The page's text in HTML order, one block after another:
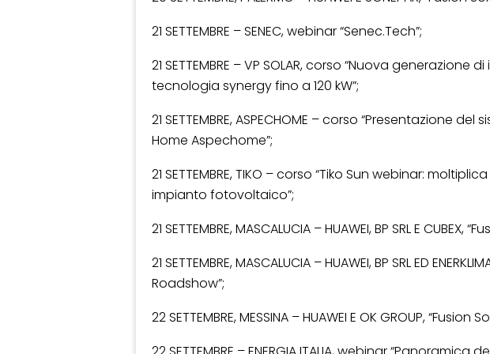
21 SETTEMBRE – SENEC, webinar “Senec.Tech”;
21 SETTEMBRE – VP SOLAR, corso “Nuova generazione
tecnologia synergy fino a 120 kW”;
21 SETTEMBRE, ASPECHOME – corso “Presentazione
Home Aspechome”;
21 SETTEMBRE, TIKO – corso “Tiko Sun webinar:
impianto fotovoltaico”;
21 SETTEMBRE, MASCALUCIA – HUAWEI, BP SRL E CUBEX,
21 SETTEMBRE, MASCALUCIA – HUAWEI, BP SRL ED
Roadshow”;
22 SETTEMBRE, MESSINA – HUAWEI E OK GROUP, “Fusion